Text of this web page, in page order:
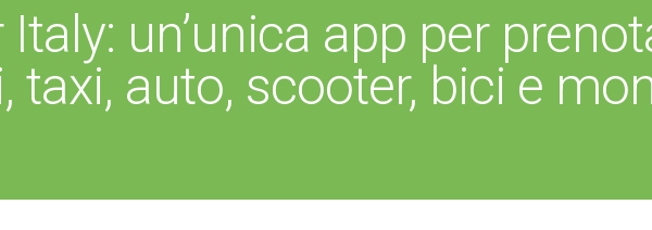
Area Riservata VisitatoriContattaci
Area Riservata Espositori
un’unica app per
taxi, auto, scooter, bici e